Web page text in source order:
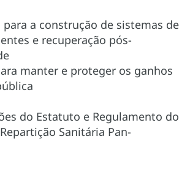
para a construção de sistemas de
e recuperação pós-
manter e proteger os ganhos
do Estatuto e Regulamento do
Sanitária Pan-